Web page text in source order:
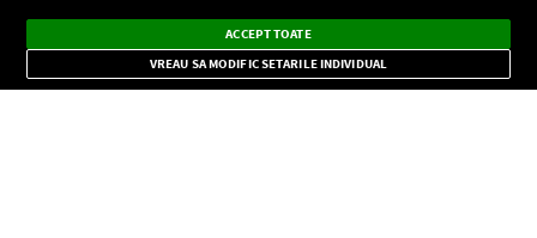
CONFIDENŢIALITATE
Dark
Mode
Radio live, podcasturi, știri și alerte
importante.
×
ACCEPT TOATE
VREAU SA MODIFIC SETARILE INDIVIDUAL